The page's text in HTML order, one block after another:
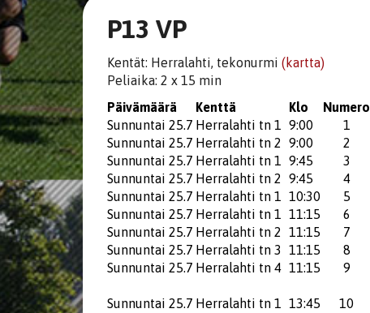
P13 VP
Kentät: Herralahti, tekonurmi (kartta)
Peliaika: 2 x 15 min
Päivämäärä
Kenttä Klo Numero
Sunnuntai 25.7 Herralahti tn 1 9:00 1
Sunnuntai 25.7 Herralahti tn 2 9:00 2
Sunnuntai 25.7 Herralahti tn 1 9:45 3
Sunnuntai 25.7 Herralahti tn 2 9:45 4
Sunnuntai 25.7 Herralahti tn 1 10:30 5
Sunnuntai 25.7 Herralahti tn 1 11:15 6
Sunnuntai 25.7 Herralahti tn 2 11:15 7
Sunnuntai 25.7 Herralahti tn 3 11:15 8
Sunnuntai 25.7 Herralahti tn 4 11:15 9
Sunnuntai 25.7 Herralahti tn 1 13:45 10